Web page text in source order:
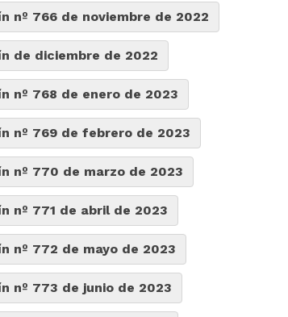
nº 766 de noviembre de 2022
de diciembre de 2022
nº 768 de enero de 2023
nº 769 de febrero de 2023
nº 770 de marzo de 2023
nº 771 de abril de 2023
nº 772 de mayo de 2023
nº 773 de junio de 2023